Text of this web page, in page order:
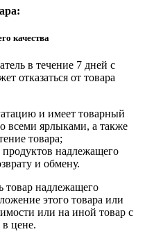
качества
в течение 7 дней с
отказаться от товара
и имеет товарный
всеми ярлыками, а также
товара;
продуктов надлежащего
и обмену.
товар надлежащего
этого товара или
или на иной товар с
цене.